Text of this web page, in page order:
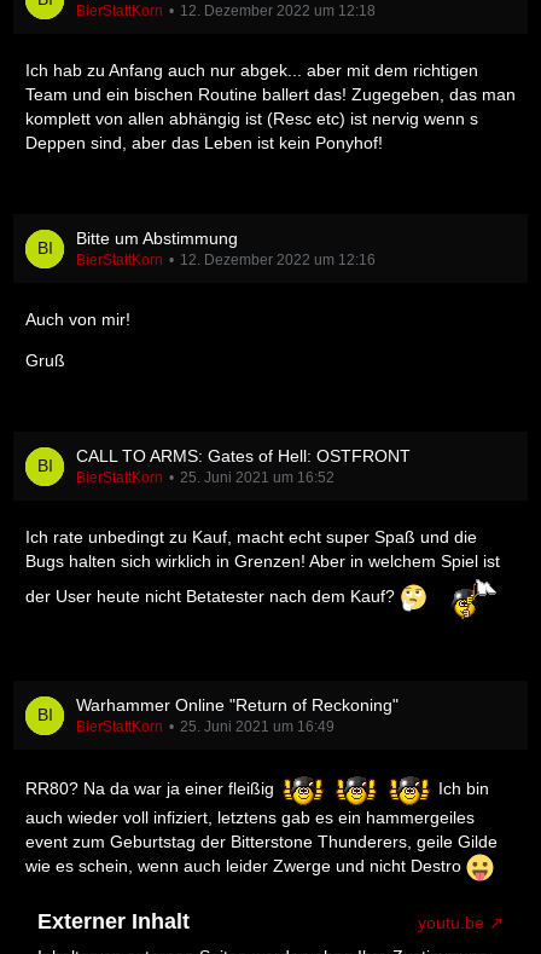
BierStattKorn 12. Dezember 2022 um 12:18
Ich hab zu Anfang auch nur abgek... aber mit dem richtigen
Team und ein bischen Routine ballert das! Zugegeben, das man
komplett von allen abhängig ist (Resc etc) ist nervig wenn s
Deppen sind, aber das Leben ist kein Ponyhof!
Bitte um Abstimmung
BierStattKorn 12. Dezember 2022 um 12:16
Auch von mir!
Gruß
CALL TO ARMS: Gates of Hell: OSTFRONT
BierStattKorn 25. Juni 2021 um 16:52
Ich rate unbedingt zu Kauf, macht echt super Spaß und die
Bugs halten sich wirklich in Grenzen! Aber in welchem Spiel ist
der User heute nicht Betatester nach dem Kauf?
Warhammer Online "Return of Reckoning"
BierStattKorn 25. Juni 2021 um 16:49
RR80? Na da war ja einer fleißig
Ich bin
auch wieder voll infiziert, letztens gab es ein hammergeiles
event zum Geburtstag der Bitterstone Thunderers, geile Gilde
wie es schein, wenn auch leider Zwerge und nicht Destro
Externer Inhalt
youtu.be